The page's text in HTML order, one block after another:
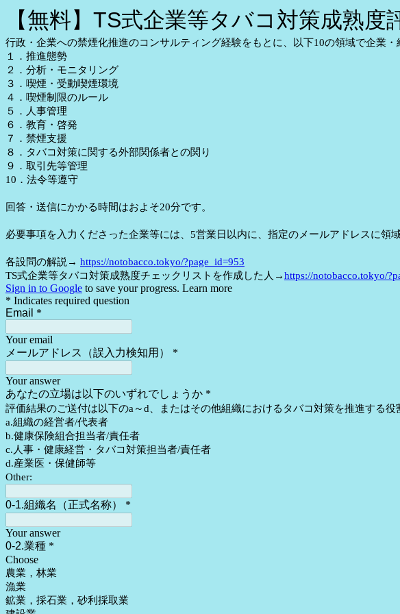
【無料】TS式企業等タバコ対策成熟
行政・企業への禁煙化推進のコンサルティング経験をもとに、以下10の領域で企業
１．推進態勢
２．分析・モニタリング
３．喫煙・受動喫煙環境
４．喫煙制限のルール
５．人事管理
６．教育・啓発
７．禁煙支援
８．タバコ対策に関する外部関係者との関り
９．取引先等管理
10．法令等遵守
回答・送信にかかる時間はおよそ20分です。
必要事項を入力くださった企業等には、5営業日以内に、指定のメールアドレスに領
各設問の解説→ https://notobacco.tokyo/?page_id=953
TS式企業等タバコ対策成熟度チェックリストを作成した人→https://notobacco.tokyo/
Sign in to Google to save your progress. Learn more
* Indicates required question
Email *
Your email
メールアドレス（誤入力検知用）
*
Your answer
あなたの立場は以下のいずれでしょうか *
評価結果のご送付は以下のa～d、またはその他組織におけるタバコ対策を推進する
a.組織の経営者/代表者
b.健康保険組合担当者/責任者
c.人事・健康経営・タバコ対策担当者/責任者
d.産業医・保健師等
Other:
0-1.組織名（正式名称） *
Your answer
0-2.業種 *
Choose
農業，林業
漁業
鉱業，採石業，砂利採取業